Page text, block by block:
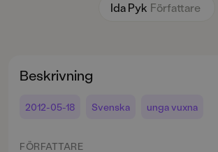
Ida Pyk Författare
Beskrivning
2012-05-18 Svenska unga vuxna
FÖRFATTARE